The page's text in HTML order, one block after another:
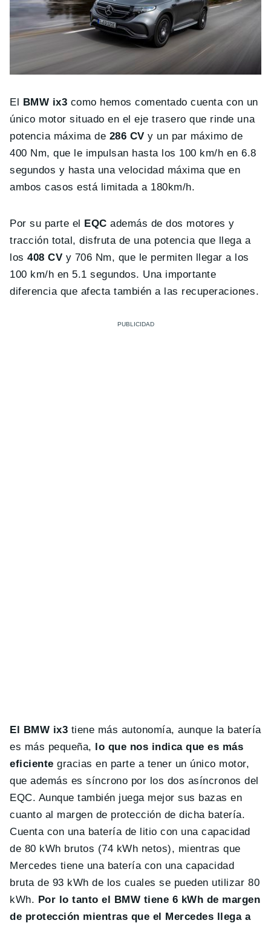
El BMW ix3 como hemos comentado cuenta con un
único motor situado en el eje trasero que rinde una
potencia máxima de 286 CV y ​​un par máximo de
400 Nm, que le impulsan hasta los 100 km/h en 6.8
segundos y hasta una velocidad máxima que en
ambos casos está limitada a 180km/h.
Por su parte el EQC además de dos motores y
tracción total, disfruta de una potencia que llega a
los408 CV y 706 Nm, que le permiten llegar a los
100 km/h en 5.1 segundos. Una importante
diferencia que afecta también a las recuperaciones.
El BMW ix3 tiene más autonomía, aunque la batería
es más pequeña,
lo que nos indica que es más
eficiente gracias en parte a tener un único motor,
que además es síncrono por los dos asíncronos del
EQC. Aunque también juega mejor sus bazas en
cuanto al margen de protección de dicha batería.
Cuenta con una batería de litio con una capacidad
de 80 kWh brutos (74 kWh netos), mientras que
Mercedes tiene una batería con una capacidad
bruta de 93 kWh de los cuales se pueden utilizar 80
kWh. Por lo tanto el BMW tiene 6 kWh de margen
de protección mientras que el Mercedes llega a